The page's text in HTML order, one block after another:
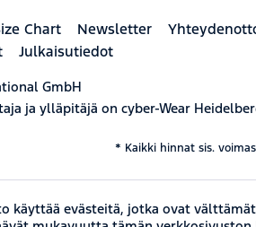
Chart Newsletter
Julkaisutiedot
GmbH
ja ylläpitäjä on cyber-Wear
* Kaikki hinnat sis.
käyttää evästeitä, jotka ovat